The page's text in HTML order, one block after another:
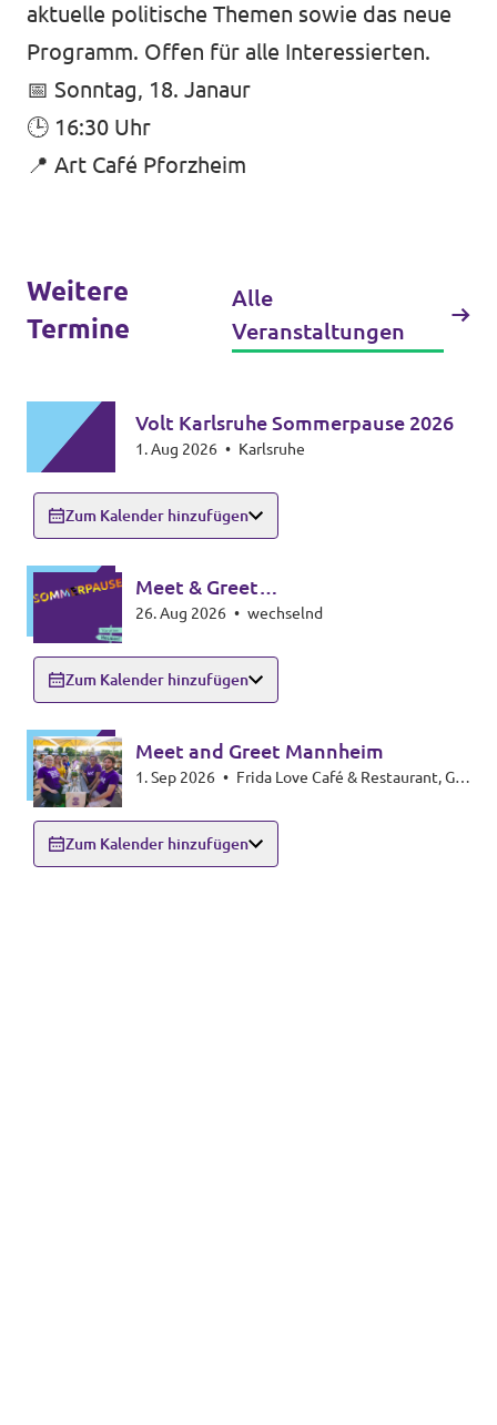
Datenschutz
aktuelle politische Themen sowie das neue
Programm. Offen für alle Interessierten.
📅 Sonntag, 18. Janaur
🕒 16:30 Uhr
📍 Art Café Pforzheim
Weitere
Termine
Alle
Veranstaltungen
Volt Karlsruhe Sommerpause 2026
1. Aug 2026 • Karlsruhe
Zum Kalender hinzufügen
Meet & Greet
Zollernalbkreis/Sigmaringen
26. Aug 2026 • wechselnd
Zum Kalender hinzufügen
Meet and Greet Mannheim
1. Sep 2026 •
Zum Kalender hinzufügen